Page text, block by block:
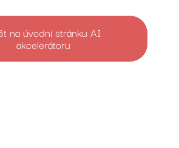
na úvodní stránku AI
akcelerátoru